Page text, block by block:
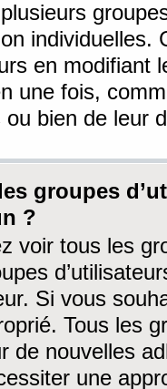
individuelles.
en modifiant
une fois,
ou bien de leur
groupes
?
voir tous les
Si vous
Tous les
de nouvelles
une